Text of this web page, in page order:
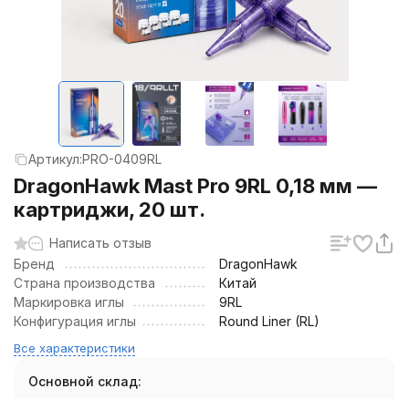
Артикул:PRO-0409RL
DragonHawk Mast Pro 9RL 0,18 мм —
картриджи, 20 шт.
Написать отзыв
Бренд
DragonHawk
Страна производства
Китай
Маркировка иглы
9RL
Конфигурация иглы
Round Liner (RL)
Все характеристики
Основной склад: